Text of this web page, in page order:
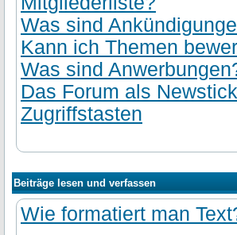
Was sind
Kann ich Themen
Was sind
Das Forum als
Zugriffstasten
Beiträge lesen und verfassen
Wie formatiert man